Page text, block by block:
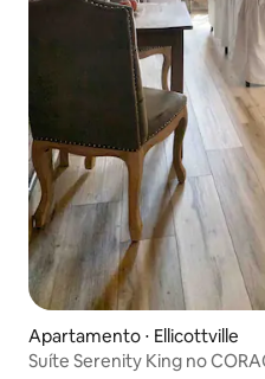
Apartamento ⋅ Ellicottville
Suíte Serenity King no